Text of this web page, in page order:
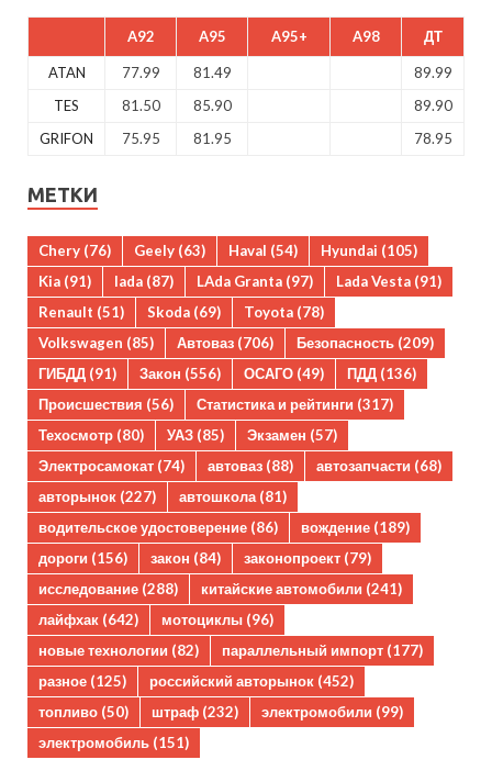
A92 A95 A95+ A98 ДТ
ATAN 77.99 81.49
89.99
TES
81.50 85.90
89.90
GRIFON
75.95 81.95 78.95
МЕТКИ
Chery (76) Geely (63) Haval (54) Hyundai (105)
Kia (91) lada (87) LAda Granta (97) Lada Vesta (91)
Renault (51) Skoda (69) Toyota (78)
Volkswagen (85) Автоваз (706) Безопасность (209)
ГИБДД (91) Закон (556) ОСАГО (49) ПДД (136)
Происшествия (56) Статистика и рейтинги (317)
Техосмотр (80) УАЗ (85) Экзамен (57)
Электросамокат (74) автоваз (88) автозапчасти (68)
авторынок (227) автошкола(81)
водительское удостоверение (86) вождение (189)
дороги (156) закон (84) законопроект (79)
исследование (288) китайские автомобили (241)
лайфхак (642) мотоциклы (96)
новые технологии (82) параллельный импорт (177)
разное (125) российский авторынок (452)
топливо (50) штраф (232) электромобили (99)
электромобиль (151)